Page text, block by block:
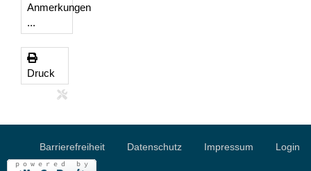
Anmerkungen
...
Druck
Barrierefreiheit Datenschutz Impressum Login